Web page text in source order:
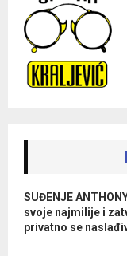
SUĐENJE
svoje najmilije i
privatno se